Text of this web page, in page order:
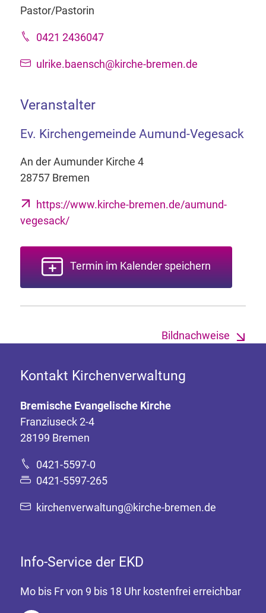
Pastor/Pastorin
0421 2436047
ulrike.baensch@kirche-bremen.de
Veranstalter
Ev. Kirchengemeinde Aumund-Vegesack
An der Aumunder Kirche 4
28757 Bremen
https://www.kirche-bremen.de/aumund-
vegesack/
Termin im Kalender speichern
Bildnachweise
Kontakt Kirchenverwaltung
Bremische Evangelische Kirche
Franziuseck 2-4
28199 Bremen
0421-5597-0
0421-5597-265
kirchenverwaltung@kirche-bremen.de
Info-Service der EKD
Mo bis Fr von 9 bis 18 Uhr kostenfrei erreichbar